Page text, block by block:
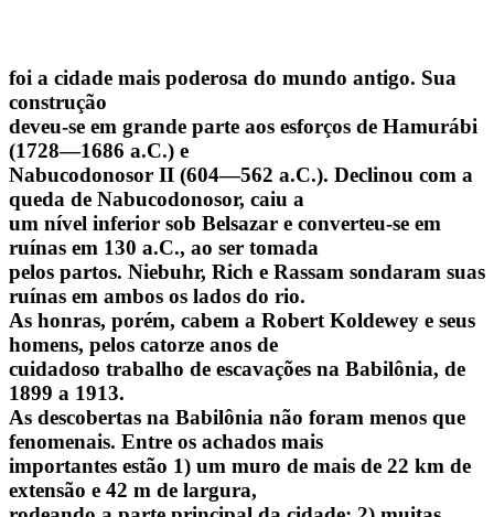
foi a cidade mais poderosa do mundo antigo. Sua
construção
deveu-se em grande parte aos esforços de Hamurábi
(1728—1686 a.C.) e
Nabucodonosor II (604—562 a.C.). Declinou com a
queda de Nabucodonosor, caiu a
um nível inferior sob Belsazar e converteu-se em
ruínas em 130 a.C., ao ser tomada
pelos partos. Niebuhr, Rich e Rassam sondaram suas
ruínas em ambos os lados do rio.
As honras, porém, cabem a Robert Koldewey e seus
homens, pelos catorze anos de
cuidadoso trabalho de escavações na Babilônia, de
1899 a 1913.
As descobertas na Babilônia não foram menos que
fenomenais. Entre os achados mais
importantes estão 1) um muro de mais de 22 km de
extensão e 42 m de largura,